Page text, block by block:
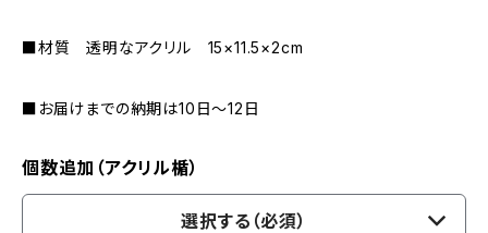
■材質 透明なアクリル 15×11.5×2cm
■お届けまでの納期は10日～12日
個数追加（アクリル楯）
選択する（必須）